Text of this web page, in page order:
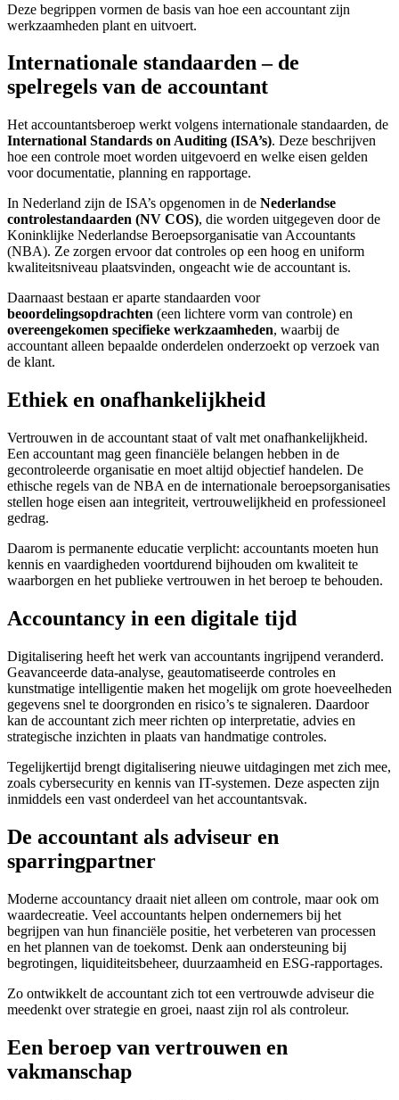
Deze begrippen vormen de basis van hoe een accountant zijn
werkzaamheden plant en uitvoert.
Internationale standaarden – de
spelregels van de accountant
Het accountantsberoep werkt volgens internationale standaarden, de
International Standards on Auditing (ISA’s). Deze beschrijven
hoe een controle moet worden uitgevoerd en welke eisen gelden
voor documentatie, planning en rapportage.
In Nederland zijn de ISA’s opgenomen in de Nederlandse
controlestandaarden (NV COS), die worden uitgegeven door de
Koninklijke Nederlandse Beroepsorganisatie van Accountants
(NBA). Ze zorgen ervoor dat controles op een hoog en uniform
kwaliteitsniveau plaatsvinden, ongeacht wie de accountant is.
Daarnaast bestaan er aparte standaarden voor
beoordelingsopdrachten (een lichtere vorm van controle) en
overeengekomen specifieke werkzaamheden, waarbij de
accountant alleen bepaalde onderdelen onderzoekt op verzoek van
de klant.
Ethiek en onafhankelijkheid
Vertrouwen in de accountant staat of valt met onafhankelijkheid.
Een accountant mag geen financiële belangen hebben in de
gecontroleerde organisatie en moet altijd objectief handelen. De
ethische regels van de NBA en de internationale beroepsorganisaties
stellen hoge eisen aan integriteit, vertrouwelijkheid en professioneel
gedrag.
Daarom is permanente educatie verplicht: accountants moeten hun
kennis en vaardigheden voortdurend bijhouden om kwaliteit te
waarborgen en het publieke vertrouwen in het beroep te behouden.
Accountancy in een digitale tijd
Digitalisering heeft het werk van accountants ingrijpend veranderd.
Geavanceerde data-analyse, geautomatiseerde controles en
kunstmatige intelligentie maken het mogelijk om grote hoeveelheden
gegevens snel te doorgronden en risico’s te signaleren. Daardoor
kan de accountant zich meer richten op interpretatie, advies en
strategische inzichten in plaats van handmatige controles.
Tegelijkertijd brengt digitalisering nieuwe uitdagingen met zich mee,
zoals cybersecurity en kennis van IT-systemen. Deze aspecten zijn
inmiddels een vast onderdeel van het accountantsvak.
De accountant als adviseur en
sparringpartner
Moderne accountancy draait niet alleen om controle, maar ook om
waardecreatie. Veel accountants helpen ondernemers bij het
begrijpen van hun financiële positie, het verbeteren van processen
en het plannen van de toekomst. Denk aan ondersteuning bij
begrotingen, liquiditeitsbeheer, duurzaamheid en ESG-rapportages.
Zo ontwikkelt de accountant zich tot een vertrouwde adviseur die
meedenkt over strategie en groei, naast zijn rol als controleur.
Een beroep van vertrouwen en
vakmanschap